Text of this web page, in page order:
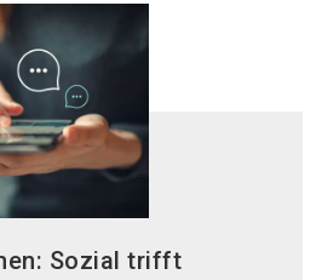
Sozial trifft